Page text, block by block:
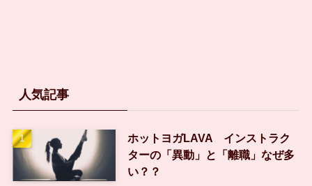
人気記事
ホットヨガLAVA インストラク
ターの「異動」と「離職」なぜ多
い？？